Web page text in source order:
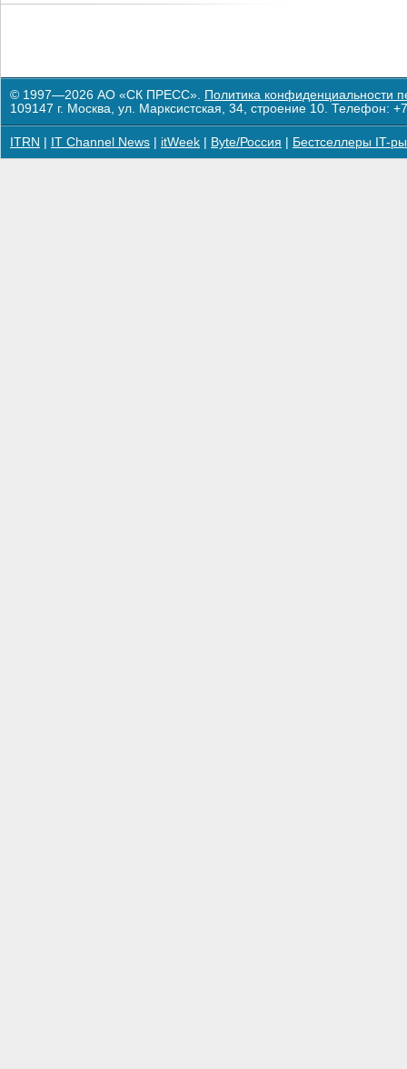
© 1997—2026 АО «СК ПРЕСС». Политика конфиденциальности
109147 г. Москва, ул. Марксистская, 34, строение 10. Телефон:
ITRN IT Channel News itWeek Byte/Россия Бестселлеры IT-